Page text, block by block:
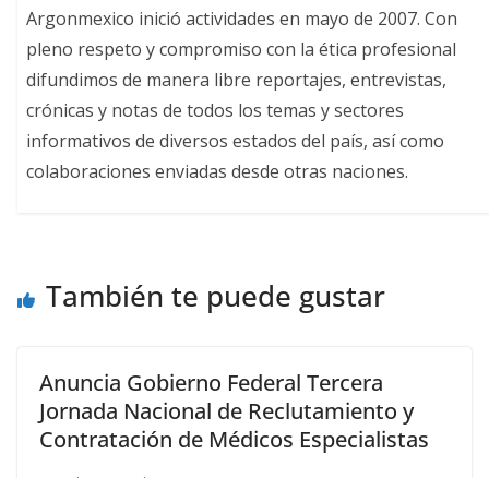
Argonmexico inició actividades en mayo de 2007. Con
pleno respeto y compromiso con la ética profesional
difundimos de manera libre reportajes, entrevistas,
crónicas y notas de todos los temas y sectores
informativos de diversos estados del país, así como
colaboraciones enviadas desde otras naciones.
También te puede gustar
Anuncia Gobierno Federal Tercera
Jornada Nacional de Reclutamiento y
Contratación de Médicos Especialistas